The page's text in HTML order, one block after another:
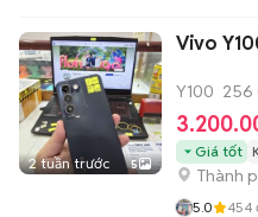
2 tuần trước 5
Vivo
Y100 256
Giá tốt
Thành
5.0 454